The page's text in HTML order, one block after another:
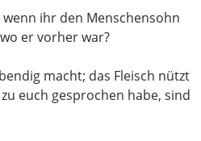
ihr den Menschensohn
er vorher war?
macht; das Fleisch nützt
euch gesprochen habe, sind